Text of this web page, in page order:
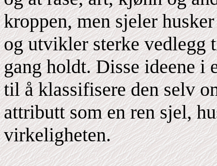
kroppen, men sjeler
og utvikler sterke vedlegg
gang holdt. Disse ideene i
til å klassifisere den selv
attributt som en ren sjel,
virkeligheten.